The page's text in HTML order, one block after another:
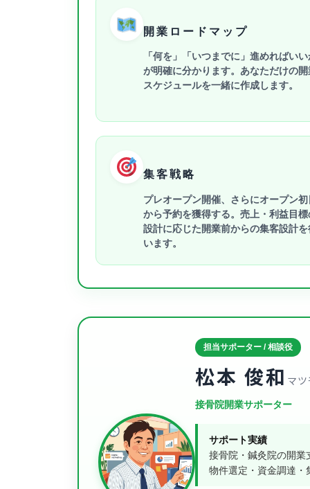
開業ロードマップ
「何を」「いつまでに」進めればいい
が明確に分かります。あなただけの開
スケジュールを一緒に作成します。
集客戦略
プレオープン開催、さらにオープン初
から予約を獲得する。売上・利益目標
設計に応じた開業前からの集客設計を
います。
担当サポーター / 相談役
松本 俊和 マ
接骨院開業サポーター
サポート実績
接骨院・鍼灸院の開業
物件選定・資金調達・